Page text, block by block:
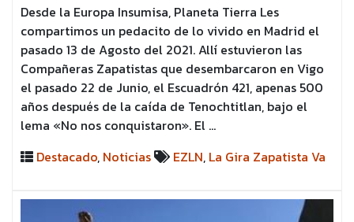
Desde la Europa Insumisa, Planeta Tierra Les
compartimos un pedacito de lo vivido en Madrid el
pasado 13 de Agosto del 2021. Allí estuvieron las
Compañeras Zapatistas que desembarcaron en Vigo
el pasado 22 de Junio, el Escuadrón 421, apenas 500
años después de la caída de Tenochtitlan, bajo el
lema «No nos conquistaron». El …
Destacado, Noticias EZLN, La Gira Zapatista Va